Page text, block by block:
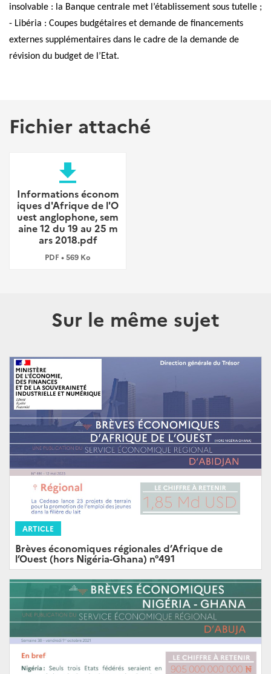
insolvable : la Banque centrale met l’établissement sous tutelle ;
- Libéria : Coupes budgétaires et demande de financements
externes supplémentaires dans le cadre de la demande de
révision du budget de l’Etat.
Fichier attaché
file_download
Informations économ
iques d'Afrique de l'O
uest anglophone, sem
aine 12 du 19 au 25 m
ars 2018.pdf
PDF • 569 Ko
Sur le même sujet
ARTICLE
Brèves économiques régionales d’Afrique de
l’Ouest (hors Nigéria-Ghana) n°491